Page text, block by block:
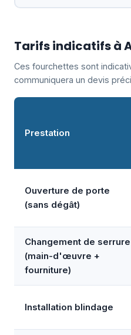
Tarifs indicatifs à
Ces fourchettes sont
communiquera un devis
Prestation
Ouverture de porte
(sans dégât)
Changement de serrure
(main-d'œuvre +
fourniture)
Installation blindage